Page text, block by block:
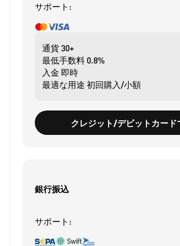
サポート:
通貨30+
最低手数料0.8%
入金 即時
最適な用途 初回購入/小額
クレジット/デビットカード
銀行振込
サポート: